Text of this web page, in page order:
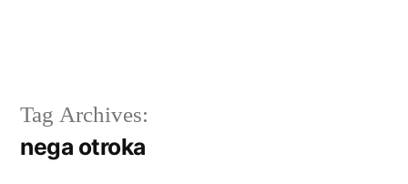
Tag Archives:
nega otroka